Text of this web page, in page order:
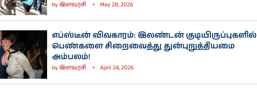
byஇளவரசி May 28, 2026
எப்ஸ்டீன் விவகாரம்: இலண்டன் குடியிருப்புகளில்
பெண்களை சிறைவைத்து துன்புறுத்தியமை
அம்பலம்!
byஇளவரசி April 24, 2026